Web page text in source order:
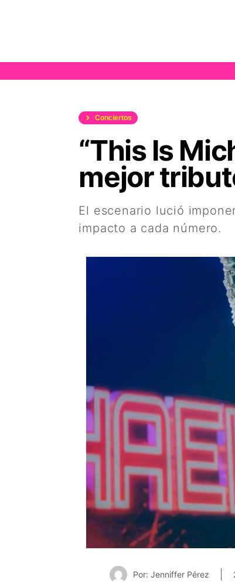
Conciertos
“This Is
mejor
El escenario lució
impacto a cada número.
Por: Jenniffer Pérez